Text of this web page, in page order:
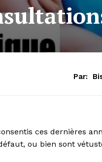
Par:
ces dernières
ou bien sont